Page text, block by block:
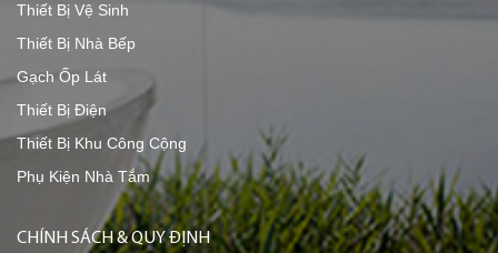
Thiết Bị Vệ Sinh
Thiết Bị Nhà Bếp
Gạch Ốp Lát
Thiết Bị Điện
Thiết Bị Khu Công Cộng
Phụ Kiện Nhà Tắm
CHÍNH SÁCH & QUY ĐỊNH